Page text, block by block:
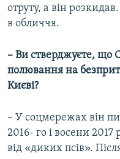
отруту, а він
в обличчя.
– Ви стверджуєте, що
полювання на
Києві?
– У соцмережах він
2016- го і восени
від «диких псів».